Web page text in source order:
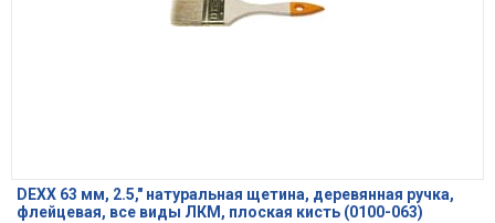
DEXX 63 мм, 2.5,″ натуральная щетина, деревянная ручка,
флейцевая, все виды ЛКМ, плоская кисть (0100-063)